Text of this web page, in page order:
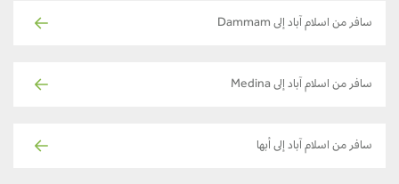
سافر من اسلام آباد إلى Dammam
سافر من اسلام آباد إلى Medina
سافر من اسلام آباد إلى أبها